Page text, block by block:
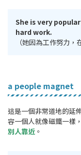
She is very
hard work.
（她因為工作努力，
a people magnet
這是一個非常道地的延
容一個人就像磁鐵一樣
別人靠近 。